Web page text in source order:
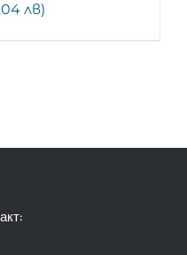
лв)